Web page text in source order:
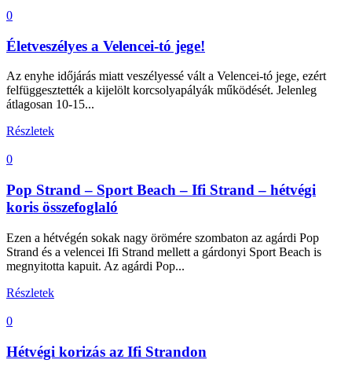
0
Életveszélyes a Velencei-tó jege!
Az enyhe időjárás miatt veszélyessé vált a Velencei-tó jege, ezért
felfüggesztették a kijelölt korcsolyapályák működését. Jelenleg
átlagosan 10-15...
Részletek
0
Pop Strand – Sport Beach – Ifi Strand – hétvégi
koris összefoglaló
Ezen a hétvégén sokak nagy örömére szombaton az agárdi Pop
Strand és a velencei Ifi Strand mellett a gárdonyi Sport Beach is
megnyitotta kapuit. Az agárdi Pop...
Részletek
0
Hétvégi korizás az Ifi Strandon